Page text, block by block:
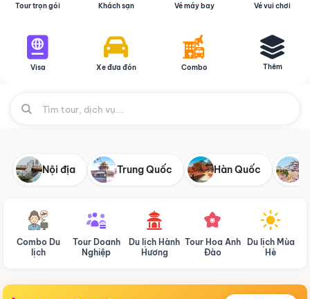
Tour trọn gói Khách sạn Vé máy bay Vé vui chơi
Visa Xe đưa đón Combo Thêm
Nội địa Trung Quốc Hàn Quốc
Combo Du
lịch
Tour Doanh
Nghiệp
Du lịch Hành
Hương
Tour Hoa Anh
Đào
Du lịch Mùa
Hè